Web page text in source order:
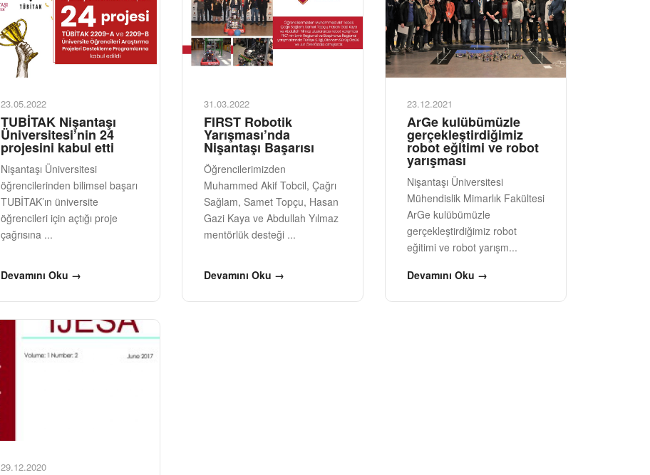
23.05.2022
TUBİTAK Nişantaşı
Üniversitesi’nin 24
projesini kabul etti
Nişantaşı Üniversitesi
öğrencilerinden bilimsel başarı
TUBİTAK’ın üniversite
öğrencileri için açtığı proje
çağrısına ...
Devamını Oku →
31.03.2022
FIRST Robotik
Yarışması’nda
Nişantaşı Başarısı
Öğrencilerimizden
Muhammed Akif Tobcil, Çağrı
Sağlam, Samet Topçu, Hasan
Gazi Kaya ve Abdullah Yılmaz
mentörlük desteği ...
Devamını Oku →
23.12.2021
ArGe kulübümüzle
gerçekleştirdiğimiz
robot eğitimi ve robot
yarışması
Nişantaşı Üniversitesi
Mühendislik Mimarlık Fakültesi
ArGe kulübümüzle
gerçekleştirdiğimiz robot
eğitimi ve robot yarışm...
Devamını Oku →
29.12.2020